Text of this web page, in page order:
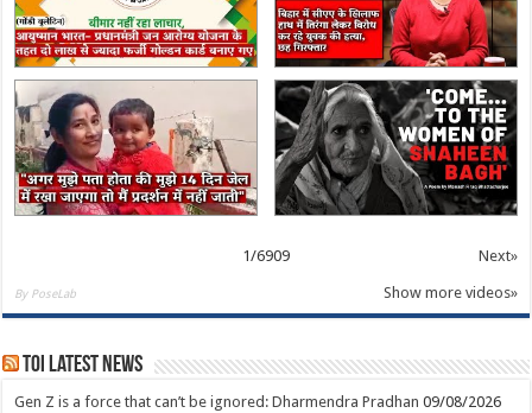
1/6909 Next»
By PoseLab Show more videos»
TOI Latest News
Gen Z is a force that can’t be ignored: Dharmendra Pradhan 09/08/2026